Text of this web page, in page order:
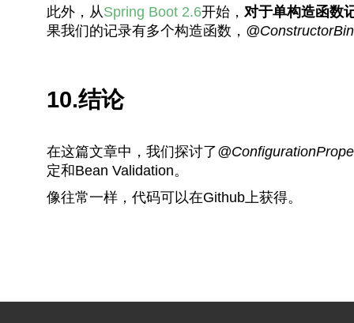
此外，从Spring Boot 2.6开始， 对于单构造函数
果我们的记录有多个构造函数，
10.结论
在这篇文章中，我们探讨了
定和Bean Validation。
像往常一样，代码可以在Github上获得。